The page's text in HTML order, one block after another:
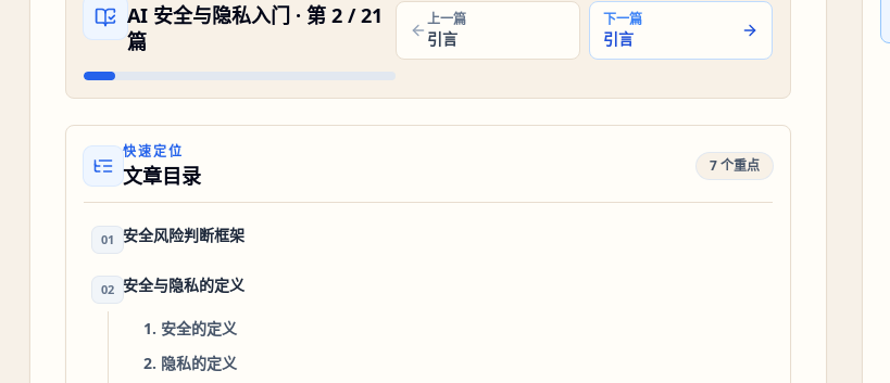
AI 安全与隐私入门 · 第 2/21
篇
上一篇
引言
下一篇
引言
快速定位
文章目录 7 个重点
01 安全风险判断框架
02 安全与隐私的定义
1. 安全的定义
2. 隐私的定义